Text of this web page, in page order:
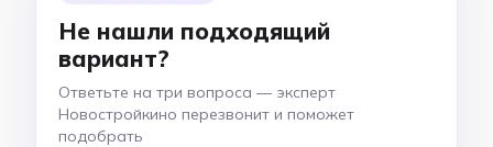
Не нашли подходящий
вариант?
Ответьте на три вопроса — эксперт
Новостройкино перезвонит и поможет
подобрать